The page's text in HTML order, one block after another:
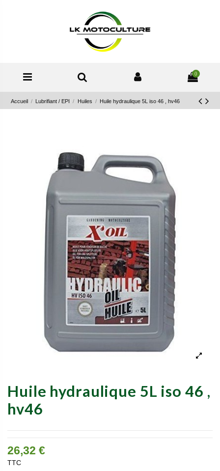
0
Accueil Lubrifiant / EPI Huiles Huile hydraulique 5L iso 46 , hv46
Huile hydraulique 5L iso 46 ,
hv46
26,32 €
TTC